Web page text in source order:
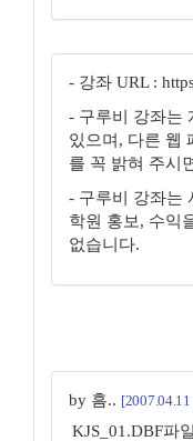
- 강좌 URL :
- 구루비 강좌는
있으며, 다른 웹
를 꼭 밝혀 주시
- 구루비 강좌는
학원 홍보, 수익
없습니다.
by 흠..
KJS_01.DBF파